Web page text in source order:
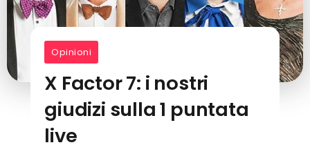
Opinioni
X Factor 7: i nostri
giudizi sulla 1 puntata
live